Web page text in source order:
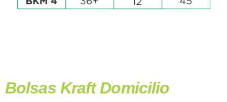
Bolsas Kraft Domicilio